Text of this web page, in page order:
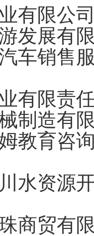
有限公
发展有
车销售
有限责
制造有
教育咨
水资源
商贸有